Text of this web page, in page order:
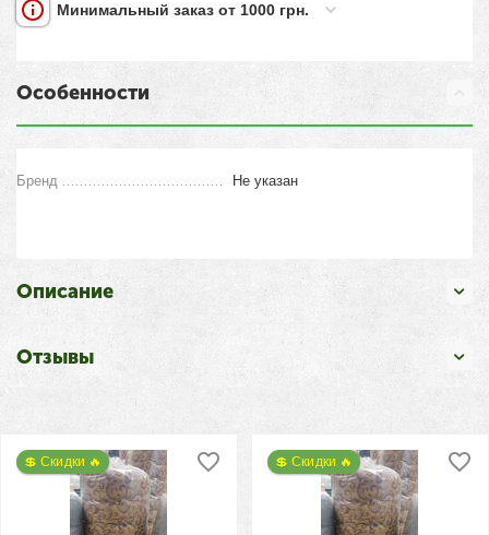
Минимальный заказ от 1000 грн.
Особенности
Бренд Не указан
Описание
Отзывы
💲 Скидки 🔥 💲 Скидки 🔥